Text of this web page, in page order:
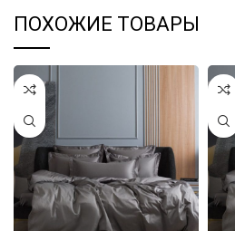
ПОХОЖИЕ ТОВАРЫ